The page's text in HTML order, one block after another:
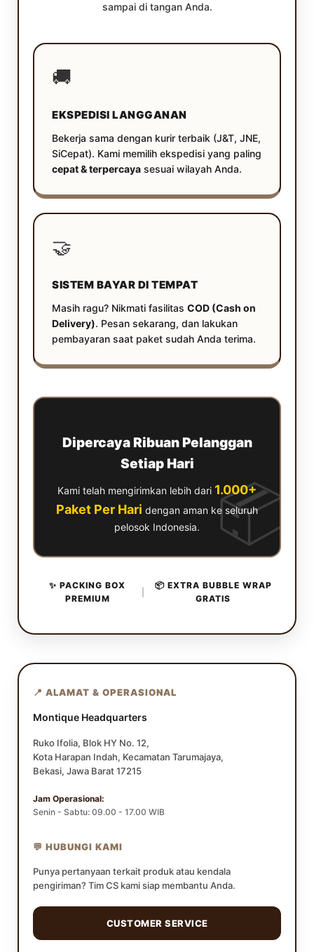
sampai di tangan Anda.
🚚
EKSPEDISI LANGGANAN
Bekerja sama dengan kurir terbaik (J&T, JNE,
SiCepat). Kami memilih ekspedisi yang paling
cepat & terpercaya sesuai wilayah Anda.
🤝
SISTEM BAYAR DI TEMPAT
Masih ragu? Nikmati fasilitas COD (Cash on
Delivery). Pesan sekarang, dan lakukan
pembayaran saat paket sudah Anda terima.
📦
Dipercaya Ribuan Pelanggan
Setiap Hari
Kami telah mengirimkan lebih dari 1.000+
Paket Per Hari dengan aman ke seluruh
pelosok Indonesia.
✨ PACKING BOX
PREMIUM
📦 EXTRA BUBBLE WRAP
GRATIS
📍 ALAMAT & OPERASIONAL
Montique Headquarters
Ruko Ifolia, Blok HY No. 12,
Kota Harapan Indah, Kecamatan Tarumajaya,
Bekasi, Jawa Barat 17215
Jam Operasional:
Senin - Sabtu: 09.00 - 17.00 WIB
💬 HUBUNGI KAMI
Punya pertanyaan terkait produk atau kendala
pengiriman? Tim CS kami siap membantu Anda.
CUSTOMER SERVICE